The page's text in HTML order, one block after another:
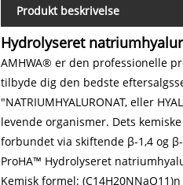
Produkt beskrivelse
Hydrolyseret
AMHWA® er den professionelle
tilbyde dig den bedste
"NATRIUMHYALURONAT, eller
levende organismer. Dets
forbundet via skiftende β-1,4 og
ProHA™ Hydrolyseret
Kemisk formel: